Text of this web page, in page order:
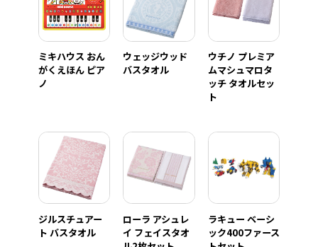
ミキハウス おん
がくえほん ピア
ノ
ウェッジウッド
バスタオル
ウチノ プレミア
ムマシュマロタ
ッチ タオルセッ
ト
ジルスチュアー
ト バスタオル
ローラ アシュレ
イ フェイスタオ
ラキュー ベーシ
ック400ファース